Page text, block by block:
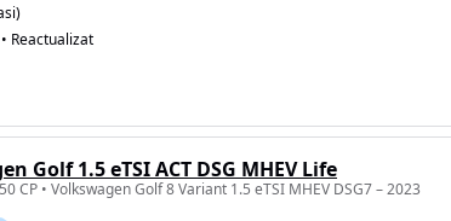
Reactualizat
Golf 1.5 eTSI ACT DSG MHEV Life
CP • Volkswagen Golf 8 Variant 1.5 eTSI MHEV DSG7 – 2023